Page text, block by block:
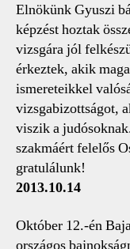
Elnökünk Gyuszi
képzést hoztak
vizsgára jól
érkeztek, akik
ismereteikkel
vizsgabizottságot,
viszik a
szakmáért felelős
gratulálunk!
2013.10.14
Október 12.-én